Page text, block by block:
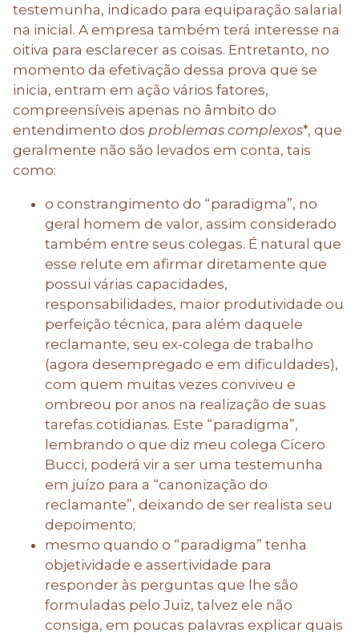
testemunha, indicado para equiparação salarial
na inicial. A empresa também terá interesse na
oitiva para esclarecer as coisas. Entretanto, no
momento da efetivação dessa prova que se
inicia, entram em ação vários fatores,
compreensíveis apenas no âmbito do
entendimento dos problemas complexos*, que
geralmente não são levados em conta, tais
como:
o constrangimento do “paradigma”, no
geral homem de valor, assim considerado
também entre seus colegas. É natural que
esse relute em afirmar diretamente que
possui várias capacidades,
responsabilidades, maior produtividade ou
perfeição técnica, para além daquele
reclamante, seu ex-colega de trabalho
(agora desempregado e em dificuldades),
com quem muitas vezes conviveu e
ombreou por anos na realização de suas
tarefas cotidianas. Este “paradigma”,
lembrando o que diz meu colega Cícero
Bucci, poderá vir a ser uma testemunha
em juízo para a “canonização do
reclamante”, deixando de ser realista seu
depoimento;
mesmo quando o “paradigma” tenha
objetividade e assertividade para
responder às perguntas que lhe são
formuladas pelo Juiz, talvez ele não
consiga, em poucas palavras explicar quais